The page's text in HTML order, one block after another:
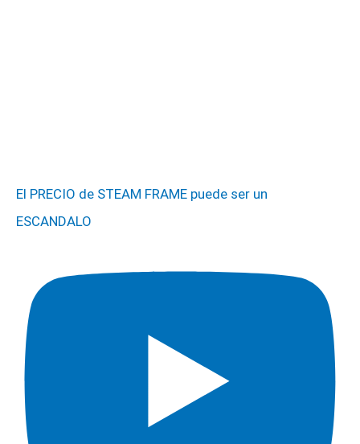
El PRECIO de STEAM FRAME puede ser un
ESCANDALO